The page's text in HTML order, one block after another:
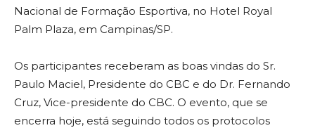
Nacional de Formação Esportiva, no Hotel Royal
Palm Plaza, em Campinas/SP.
Os participantes receberam as boas vindas do Sr.
Paulo Maciel, Presidente do CBC e do Dr. Fernando
Cruz, Vice-presidente do CBC. O evento, que se
encerra hoje, está seguindo todos os protocolos